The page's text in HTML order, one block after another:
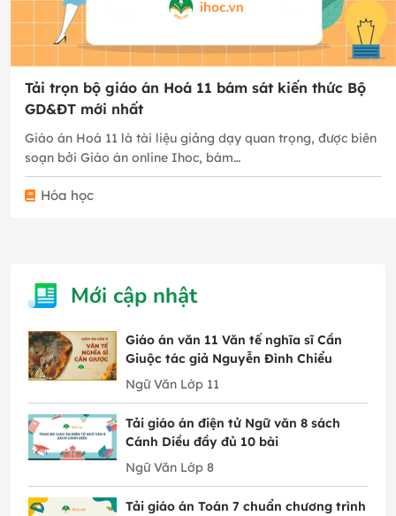
Tải trọn bộ giáo án Hoá 11 bám sát kiến thức Bộ
GD&ĐT mới nhất
Giáo án Hoá 11 là tài liệu giảng dạy quan trọng, được biên
soạn bởi Giáo án online Ihoc, bám…
Hóa học
Mới cập nhật
Giáo án văn 11 Văn tế nghĩa sĩ Cần
Giuộc tác giả Nguyễn Đình Chiểu
Ngữ Văn Lớp 11
Tải giáo án điện tử Ngữ văn 8 sách
Cánh Diều đầy đủ 10 bài
Ngữ Văn Lớp 8
Tải giáo án Toán 7 chuẩn chương trình